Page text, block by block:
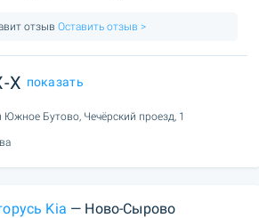
отзыв Оставить отзыв >
X показать
Бутово, Чечёрский проезд, 1
Kia — Ново-Сырово